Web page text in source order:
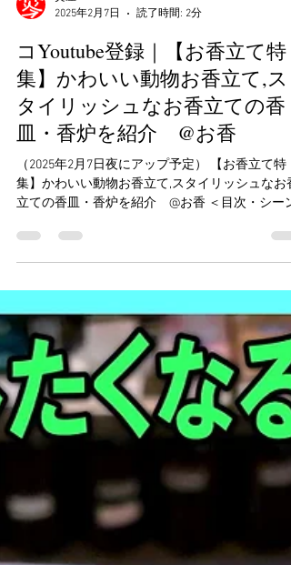
焚屋
コYoutube登録｜【お香立て特
集】かわいい動物お香立て,ス
タイリッシュなお香立ての香
皿・香炉を紹介 @お香
（2025年2月7日夜にアップ予定） 【お香立て特
集】かわいい動物お香立て,スタイリッシュなお香
立ての香皿・香炉を紹介 @お香 ＜目次・シーン
チャプターとスキップ＞ 00:00 雪の武家屋敷
紹介 02:49 お香立て各種の商品説明...